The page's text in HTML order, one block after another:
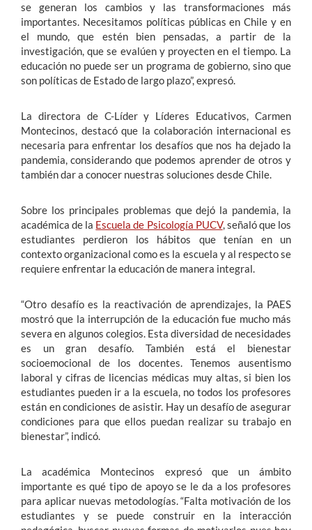
se generan los cambios y las transformaciones más
importantes. Necesitamos políticas públicas en Chile y en
el mundo, que estén bien pensadas, a partir de la
investigación, que se evalúen y proyecten en el tiempo. La
educación no puede ser un programa de gobierno, sino que
son políticas de Estado de largo plazo”, expresó.
La directora de C-Líder y Líderes Educativos, Carmen
Montecinos, destacó que la colaboración internacional es
necesaria para enfrentar los desafíos que nos ha dejado la
pandemia, considerando que podemos aprender de otros y
también dar a conocer nuestras soluciones desde Chile.
Sobre los principales problemas que dejó la pandemia, la
académica de la Escuela de Psicología PUCV, señaló que los
estudiantes perdieron los hábitos que tenían en un
contexto organizacional como es la escuela y al respecto se
requiere enfrentar la educación de manera integral.
“Otro desafío es la reactivación de aprendizajes, la PAES
mostró que la interrupción de la educación fue mucho más
severa en algunos colegios. Esta diversidad de necesidades
es un gran desafío. También está el bienestar
socioemocional de los docentes. Tenemos ausentismo
laboral y cifras de licencias médicas muy altas, si bien los
estudiantes pueden ir a la escuela, no todos los profesores
están en condiciones de asistir. Hay un desafío de asegurar
condiciones para que ellos puedan realizar su trabajo en
bienestar”, indicó.
La académica Montecinos expresó que un ámbito
importante es qué tipo de apoyo se le da a los profesores
para aplicar nuevas metodologías. “Falta motivación de los
estudiantes y se puede construir en la interacción